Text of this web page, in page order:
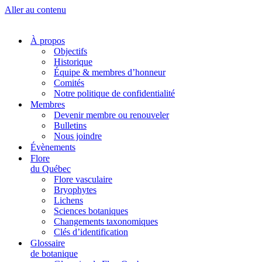
Aller au contenu
À propos
Objectifs
Historique
Équipe & membres d’honneur
Comités
Notre politique de confidentialité
Membres
Devenir membre ou renouveler
Bulletins
Nous joindre
Évènements
Flore
du Québec
Flore vasculaire
Bryophytes
Lichens
Sciences botaniques
Changements taxonomiques
Clés d’identification
Glossaire
de botanique